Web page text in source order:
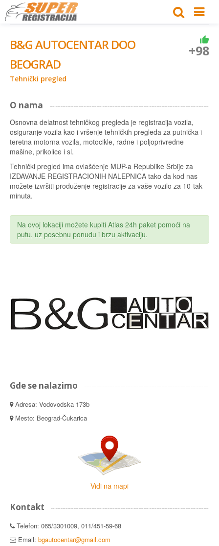
B&G AUTOCENTAR DOO
BEOGRAD
Tehnički pregled
+98
O nama
Osnovna delatnost tehničkog pregleda je registracija vozila,
osiguranje vozila kao i vršenje tehničkih pregleda za putnička i
teretna motorna vozila, motocikle, radne i poljoprivredne
mašine, prikolice i sl.
Tehnički pregled ima ovlašćenje MUP-a Republike Srbije za
IZDAVANJE REGISTRACIONIH NALEPNICA tako da kod nas
možete izvršiti produženje registracije za vaše vozilo za 10-tak
minuta.
Na ovoj lokaciji možete kupiti Atlas 24h paket pomoći na
putu, uz posebnu ponudu i brzu aktivaciju.
Gde se nalazimo
Adresa: Vodovodska 173b
Mesto: Beograd-Čukarica
Vidi na mapi
Kontakt
Telefon: 065/3301009, 011/451-59-68
Email: bgautocentar@gmail.com